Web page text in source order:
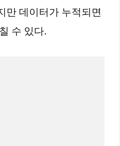
만 데이터가 누적되면
수 있다.